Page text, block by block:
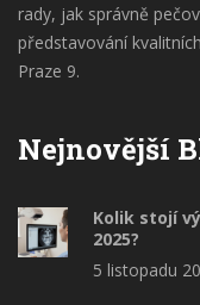
rady, jak správně
představování
Praze 9.
Nejnovější
Kolik stojí
2025?
5 listopadu